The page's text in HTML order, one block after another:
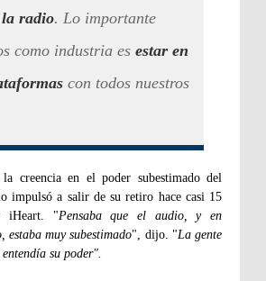
radio. Lo importante
como industria es estar en
con todos nuestros
creencia en el poder subestimado del
impulsó a salir de su retiro hace casi 15
iHeart. "Pensaba que el audio, y en
muy subestimado", dijo. "La gente
su poder".